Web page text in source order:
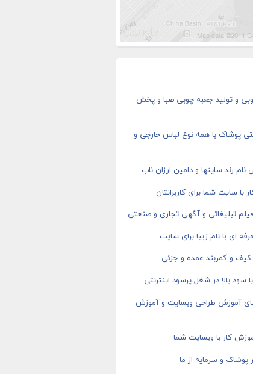
و تولید جعبه چوبی صبا و پخش
پوشاک با همه نوع لباس خارجی و
رند سایتها و دامین ارزان ناب
با سایت شما برای کاربرانتان
تبلیغاتی و آگهی تجاری و صنعتی
ای با نام زیبا برای سایت
کیف و کمربند عمده و جزئی
سود بالا در شغل پرسود اینترنتی
آموزش طراحی وبسایت و آموزش
کار با وبسایت شما
پوشاک و سرمایه از ما